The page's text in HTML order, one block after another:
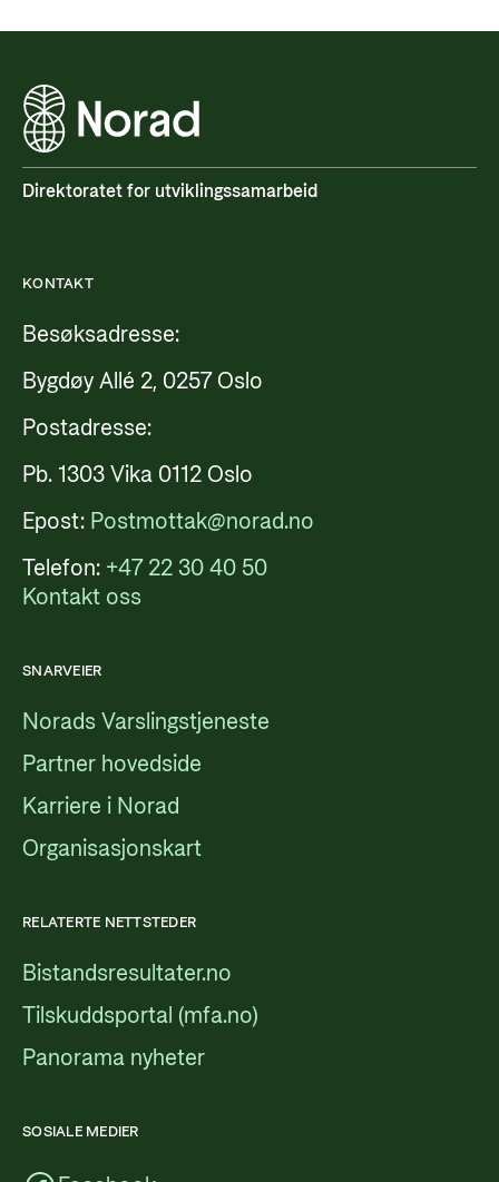
Direktoratet for utviklingssamarbeid
KONTAKT
Besøksadresse:
Bygdøy Allé 2, 0257 Oslo
Postadresse:
Pb. 1303 Vika 0112 Oslo
Epost: Postmottak@norad.no
Telefon: +47 22 30 40 50
Kontakt oss
SNARVEIER
Norads Varslingstjeneste
Partner hovedside
Karriere i Norad
Organisasjonskart
RELATERTE NETTSTEDER
Bistandsresultater.no
Tilskuddsportal (mfa.no)
Panorama nyheter
SOSIALE MEDIER